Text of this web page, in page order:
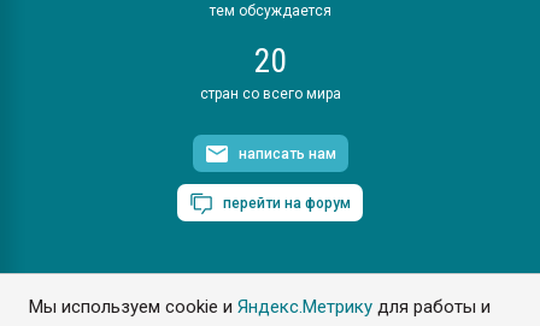
Мы используем cookie иЯндекс.Метрику для работы и
тем обсуждается
20
стран со всего мира
написать нам
перейти на форум
ПластЭксперт © 2006. Все права защищены